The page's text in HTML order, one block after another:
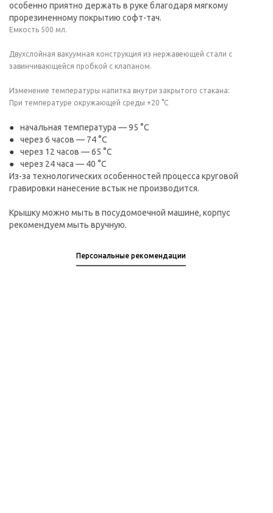
особенно приятно держать в руке благодаря мягкому
прорезиненному покрытию софт-тач.
Емкость 500 мл.
Двухслойная вакуумная конструкция из нержавеющей стали с
завинчивающейся пробкой с клапаном.
Изменение температуры напитка внутри закрытого стакана:
При температуре окружающей среды +20 °С
начальная температура — 95 °С
через 6 часов — 74 °С
через 12 часов — 65 °С
через 24 часа — 40 °С
Из-за технологических особенностей процесса круговой
гравировки нанесение встык не производится.
Крышку можно мыть в посудомоечной машине, корпус
рекомендуем мыть вручную.
Персональные рекомендации